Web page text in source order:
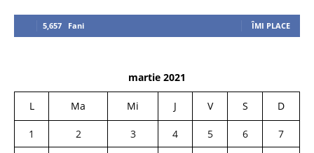
5,657 Fani ÎMI PLACE
martie 2021
L Ma Mi J V S D
1 2 3 4 5 6
7